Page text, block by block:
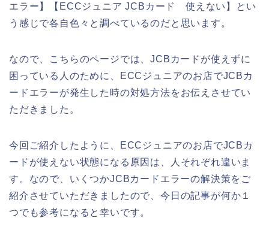
エラー】【ECCジュニア JCBカード 使えない】とい
う感じで各自色々と調べているのだと思います。
なので、こちらのページでは、JCBカードが使えずに
困っている人のために、ECCジュニアのお店でJCBカ
ードエラーが発生した時の対処方法をお伝えさせてい
ただきました。
今回ご紹介したように、ECCジュニアのお店でJCBカ
ードが使えない状態になる原因は、人それぞれ違いま
す。なので、いくつかJCBカードエラーの解決策をご
紹介させていただきましたので、今日の記事が何か１
つでも参考になると幸いです。